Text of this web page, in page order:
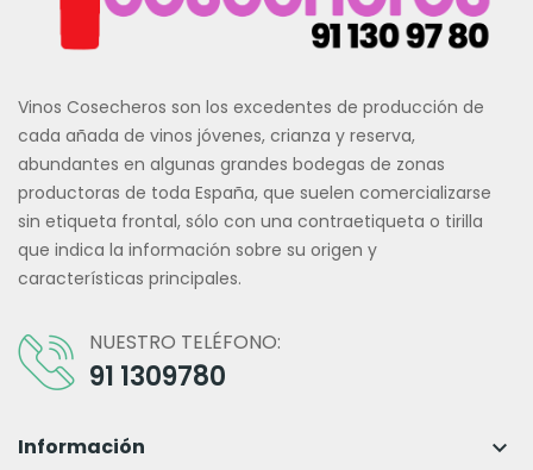
Vinos Cosecheros son los excedentes de producción de
cada añada de vinos jóvenes, crianza y reserva,
abundantes en algunas grandes bodegas de zonas
productoras de toda España, que suelen comercializarse
sin etiqueta frontal, sólo con una contraetiqueta o tirilla
que indica la información sobre su origen y
características principales.
NUESTRO TELÉFONO:
91 1309780
Información keyboard_arrow_down